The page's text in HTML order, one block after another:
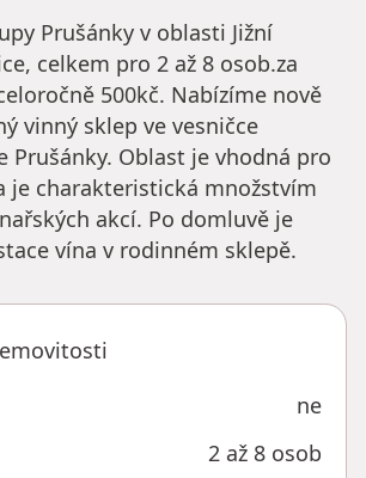
Prušánky v oblasti Jižní
celkem pro 2 až 8 osob.za
500kč. Nabízíme nově
vinný sklep ve vesničce
Prušánky. Oblast je vhodná pro
je charakteristická množstvím
akcí. Po domluvě je
vína v rodinném sklepě.
ne
2 až 8 osob